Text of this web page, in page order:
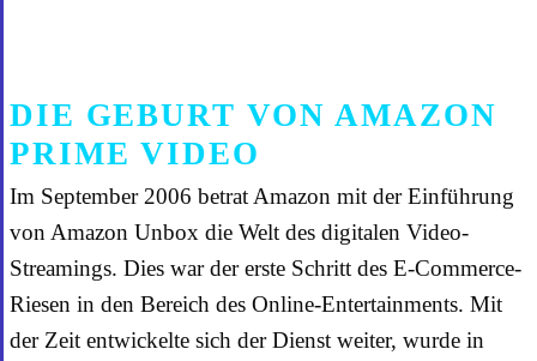
DIE GEBURT VON AMAZON
PRIME VIDEO
Im September 2006 betrat Amazon mit der Einführung
von Amazon Unbox die Welt des digitalen Video-
Streamings. Dies war der erste Schritt des E-Commerce-
Riesen in den Bereich des Online-Entertainments. Mit
der Zeit entwickelte sich der Dienst weiter, wurde in